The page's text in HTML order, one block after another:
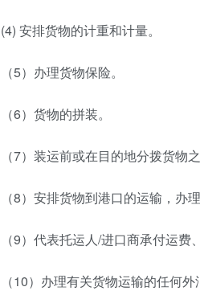
(4) 安排货物的计重和计量。
（5）办理货物保险。
（6）货物的拼装。
（7）装运前或在目的地分拨货物
（8）安排货物到港口的运输，办
（9）代表托运人/进口商承付运费
（10）办理有关货物运输的任何外